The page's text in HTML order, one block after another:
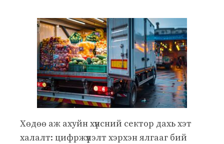
Хөдөө аж ахуйн хүнсний сектор дахь хэт
халалт: цифржүүлэлт хэрхэн ялгааг бий